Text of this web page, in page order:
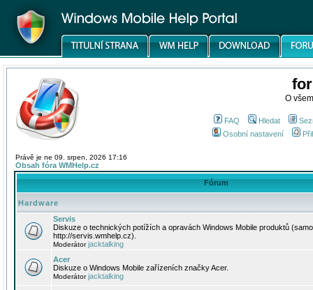
O
FAQ Hledat
Osobní nastavení
Právě je ne 09. srpen, 2026 17:16
Obsah fóra WMHelp.cz
Fórum
Hardware
Servis
Diskuze o technických potížích a opravách Windows Mobile produktů
http://servis.wmhelp.cz).
Moderátorjacktalking
Acer
Diskuze o Windows Mobile zařízeních značky Acer.
Moderátorjacktalking